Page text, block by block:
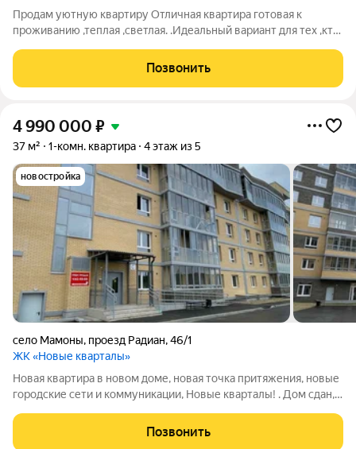
Продам уютную квартиру Отличная квартира готовая к
проживанию ,теплая ,светлая. .Идеальный вариант для тех ,кто
площадь: 30 кв.м. Эргономичная планировка ,каждый метр
работает. состояние:
Позвонить
4 990 000 ₽
37 м² 1-комн. квартира 4 этаж из 5
новостройка
село Мамоны, проезд Радиан,46/1
ЖК «Новые кварталы»
Новая квартира в новом доме, новая точка притяжения, новые
городские сети и коммуникации, Новые кварталы! . Дом сдан,
завезти свою мебель! Хороший 4-й этаж, солнечная сторона
во второй
Позвонить